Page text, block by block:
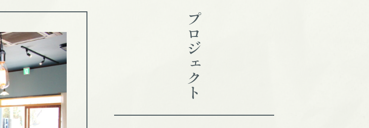
プロジェクト